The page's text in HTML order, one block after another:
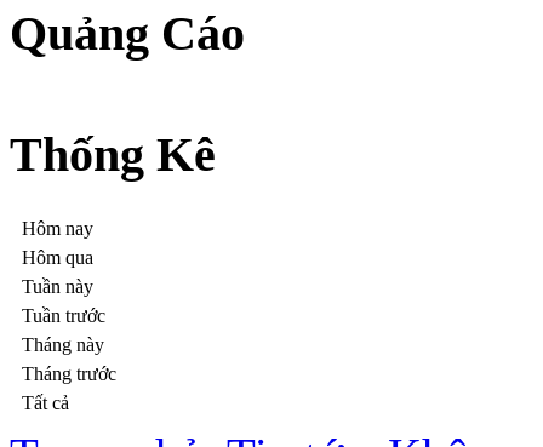
Quảng Cáo
Thống Kê
Hôm nay
Hôm qua
Tuần này
Tuần trước
Tháng này
Tháng trước
Tất cả